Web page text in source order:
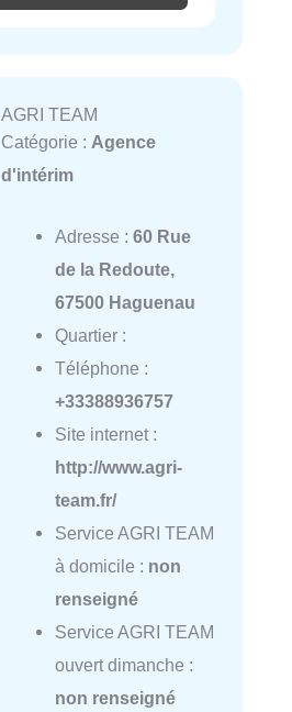
AGRI TEAM
Catégorie : Agence
d'intérim
Adresse : 60 Rue
de la Redoute,
67500 Haguenau
Quartier :
Téléphone :
+33388936757
Site internet :
http://www.agri-
team.fr/
Service AGRI TEAM
à domicile : non
renseigné
Service AGRI TEAM
ouvert dimanche :
non renseigné